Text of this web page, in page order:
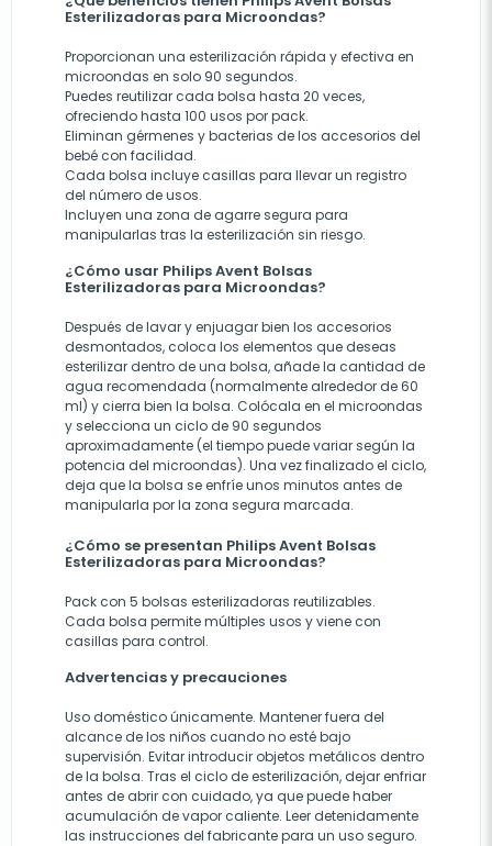
Esterilizadoras para Microondas?
Proporcionan una esterilización rápida y efectiva en
microondas en solo 90 segundos.
Puedes reutilizar cada bolsa hasta 20 veces,
ofreciendo hasta 100 usos por pack.
Eliminan gérmenes y bacterias de los accesorios del
bebé con facilidad.
Cada bolsa incluye casillas para llevar un registro
del número de usos.
Incluyen una zona de agarre segura para
manipularlas tras la esterilización sin riesgo.
¿Cómo usar Philips Avent Bolsas
Esterilizadoras para Microondas?
Después de lavar y enjuagar bien los accesorios
desmontados, coloca los elementos que deseas
esterilizar dentro de una bolsa, añade la cantidad de
agua recomendada (normalmente alrededor de 60
ml) y cierra bien la bolsa. Colócala en el microondas
y selecciona un ciclo de 90 segundos
aproximadamente (el tiempo puede variar según la
potencia del microondas). Una vez finalizado el ciclo,
deja que la bolsa se enfríe unos minutos antes de
manipularla por la zona segura marcada.
¿Cómo se presentan Philips Avent Bolsas
Esterilizadoras para Microondas?
Pack con 5 bolsas esterilizadoras reutilizables.
Cada bolsa permite múltiples usos y viene con
casillas para control.
Advertencias y precauciones
Uso doméstico únicamente. Mantener fuera del
alcance de los niños cuando no esté bajo
supervisión. Evitar introducir objetos metálicos dentro
de la bolsa. Tras el ciclo de esterilización, dejar enfriar
antes de abrir con cuidado, ya que puede haber
acumulación de vapor caliente. Leer detenidamente
las instrucciones del fabricante para un uso seguro.